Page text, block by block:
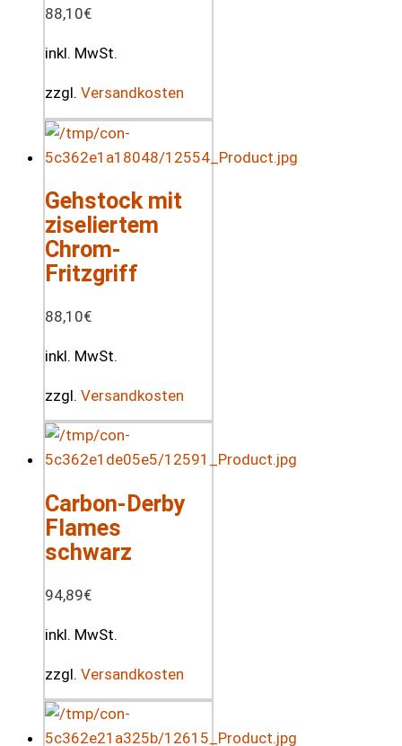
88,10€
inkl. MwSt.
zzgl. Versandkosten
Gehstock mit
ziseliertem
Chrom-
Fritzgriff
88,10€
inkl. MwSt.
zzgl. Versandkosten
Carbon-Derby
Flames
schwarz
94,89€
inkl. MwSt.
zzgl. Versandkosten